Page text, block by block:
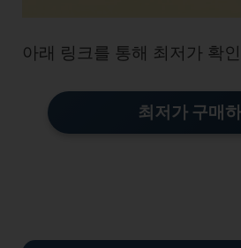
아래 링크를 통해 최저가 확
최저가 구매하